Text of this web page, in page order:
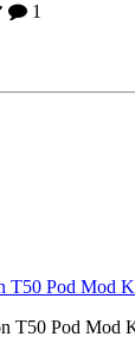
1
T50 Pod Mod